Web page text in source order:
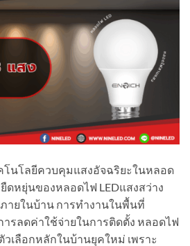
โนโลยีควบคุมแสงอัจฉริยะในหลอด
ดหยุ่นของหลอดไฟ LEDแสงสว่าง
ายในบ้าน การทำงานในพื้นที่
ารลดค่าใช้จ่ายในการติดตั้ง หลอดไฟ
วเลือกหลักในบ้านยุคใหม่ เพราะ